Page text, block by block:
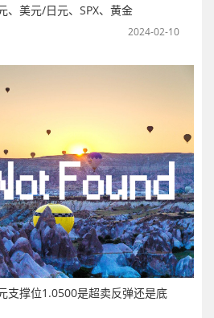
、美元/日元、SPX、黄金
2024-02-10
支撑位1.0500是超卖反弹还是底